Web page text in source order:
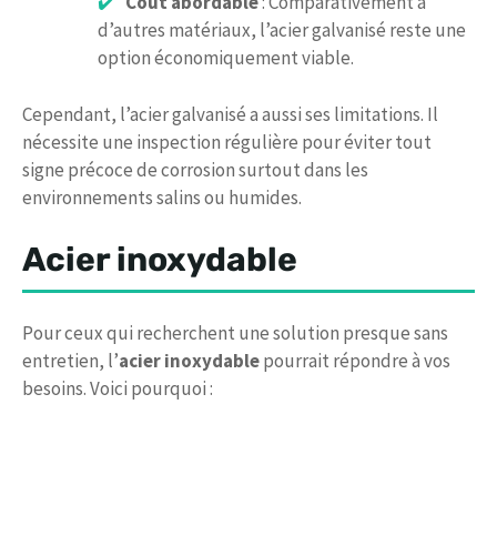
d’autres matériaux, l’acier galvanisé reste une
option économiquement viable.
Cependant, l’acier galvanisé a aussi ses limitations. Il
nécessite une inspection régulière pour éviter tout
signe précoce de corrosion surtout dans les
environnements salins ou humides.
Acier inoxydable
Pour ceux qui recherchent une solution presque sans
entretien, l’acier inoxydablepourrait répondre à vos
besoins. Voici pourquoi :